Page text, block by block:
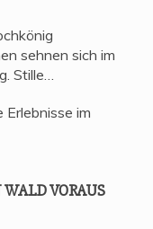
sehnen sich im
Stille…
VORAUS